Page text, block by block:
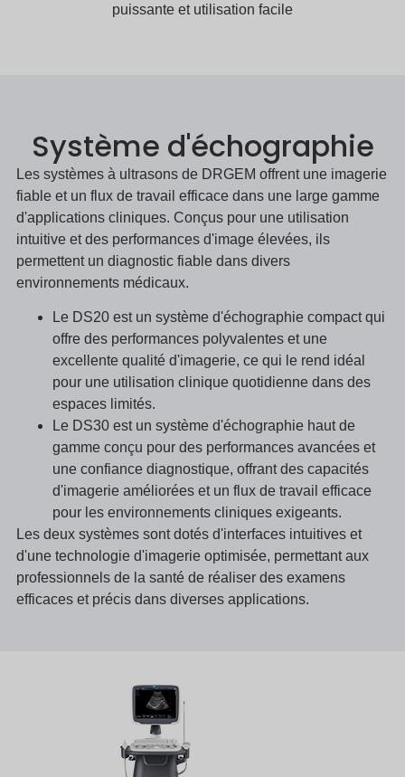
puissante et utilisation facile
Système d'échographie
Les systèmes à ultrasons de DRGEM offrent une imagerie
fiable et un flux de travail efficace dans une large gamme
d'applications cliniques. Conçus pour une utilisation
intuitive et des performances d'image élevées, ils
permettent un diagnostic fiable dans divers
environnements médicaux.
Le DS20 est un système d'échographie compact qui
offre des performances polyvalentes et une
excellente qualité d'imagerie, ce qui le rend idéal
pour une utilisation clinique quotidienne dans des
espaces limités.
Le DS30 est un système d'échographie haut de
gamme conçu pour des performances avancées et
une confiance diagnostique, offrant des capacités
d'imagerie améliorées et un flux de travail efficace
pour les environnements cliniques exigeants.
Les deux systèmes sont dotés d'interfaces intuitives et
d'une technologie d'imagerie optimisée, permettant aux
professionnels de la santé de réaliser des examens
efficaces et précis dans diverses applications.